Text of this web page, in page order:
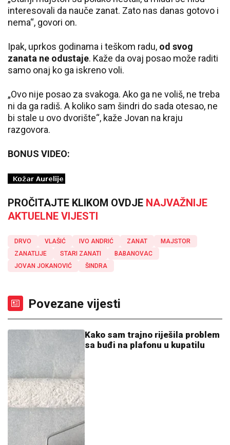
interesovali da nauče zanat. Zato nas danas gotovo i
nema“, govori on.
Ipak, uprkos godinama i teškom radu, od svog
zanata ne odustaje. Kaže da ovaj posao može raditi
samo onaj ko ga iskreno voli.
„Ovo nije posao za svakoga. Ako ga ne voliš, ne treba
ni da ga radiš. A koliko sam šindri do sada otesao, ne
bi stale u ovo dvorište“, kaže Jovan na kraju
razgovora.
BONUS VIDEO:
PROČITAJTE KLIKOM OVDJE NAJVAŽNIJE
AKTUELNE VIJESTI
DRVO VLAŠIĆ IVO ANDRIĆ ZANAT
MAJSTOR
ZANATLIJE
STARI ZANATI
BABANOVAC
JOVAN JOKANOVIĆ
ŠINDRA
Povezane vijesti
Kako sam trajno riješila problem
sa buđi na plafonu u kupatilu